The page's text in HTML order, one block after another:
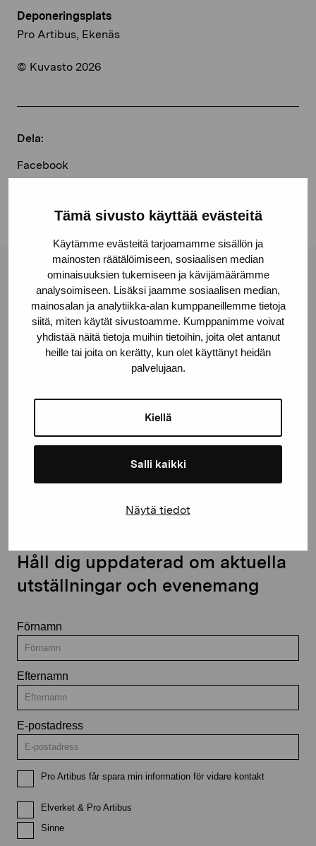
Tämä sivusto käyttää evästeitä
Käytämme evästeitä tarjoamamme sisällön ja
mainosten räätälöimiseen, sosiaalisen median
ominaisuuksien tukemiseen ja kävijämäärämme
analysoimiseen. Lisäksi jaamme sosiaalisen median,
mainosalan ja analytiikka-alan kumppaneillemme tietoja
siitä, miten käytät sivustoamme. Kumppanimme voivat
yhdistää näitä tietoja muihin tietoihin, joita olet antanut
heille tai joita on kerätty, kun olet käyttänyt heidän
palvelujaan.
Kiellä
Salli kaikki
Näytä tiedot
Deponeringsplats
Pro Artibus, Ekenäs
© Kuvasto 2026
Dela:
Facebook
Stiftelsen Pro Artibus
Gustav Wasas gata 11
10600 Ekenäs
proartibus@proartibus.fi
Håll dig uppdaterad om aktuella
utställningar och evenemang
Förnamn
Efternamn
E-postadress
Pro Artibus får spara min information för vidare kontakt
Elverket & Pro Artibus
Sinne